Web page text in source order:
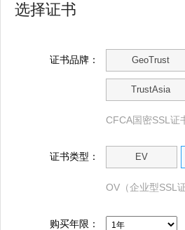
选择证书
证书品牌： GeoTrust
TrustAsia
CFCA国密SSL证
证书类型： EV
OV（企业型SSL
购买年限：